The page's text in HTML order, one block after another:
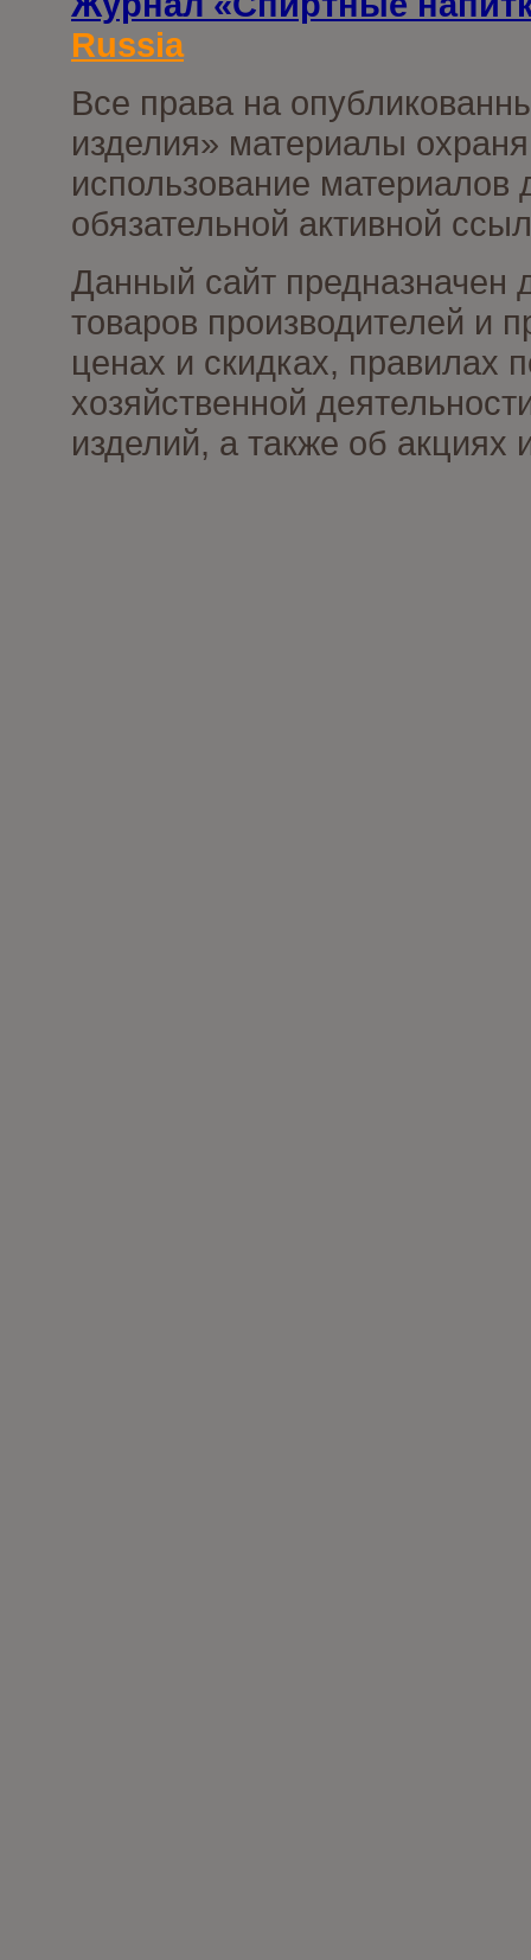
Russia
Все права на
изделия» материалы
использование материалов
обязательной активной
Данный сайт предназначен
товаров производителей и
ценах и скидках, правилах
хозяйственной
изделий, а также об